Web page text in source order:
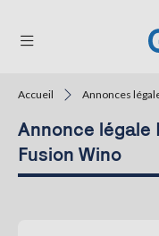
THÉMATIQUES
Accueil Annonces
Annonce
Fusion Wino